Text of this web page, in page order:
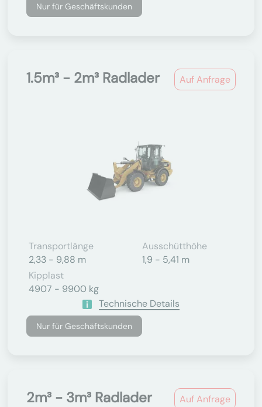
Nur für Geschäftskunden
Auf Anfrage
1.5m³ - 2m³ Radlader
Transportlänge
2,33 - 9,88 m
Ausschütthöhe
1,9 - 5,41 m
Kipplast
4907 - 9900 kg
Technische Details
Nur für Geschäftskunden
Auf Anfrage
2m³ - 3m³ Radlader